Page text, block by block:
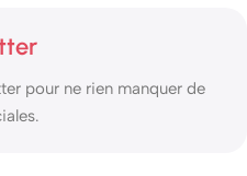
pour ne rien manquer de